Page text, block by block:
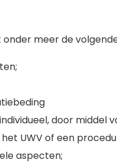
meer de
door middel
UWV of een
aspecten;